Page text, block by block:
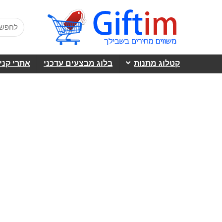
קטלוג מתנות בלוג מבצעים עדכני אתרי